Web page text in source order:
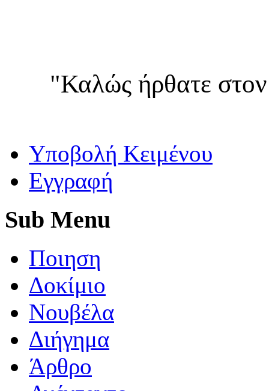
"Καλώς ήρθατε
Yποβολή Κειμένου
Εγγραφή
Sub Menu
Ποιηση
Δοκίμιο
Νουβέλα
Διήγημα
Άρθρο